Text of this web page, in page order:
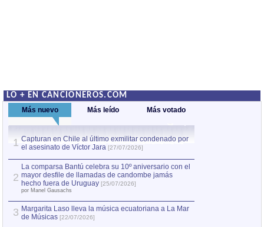
LO + EN CANCIONEROS.COM
Más nuevo Más leído Más votado
1 Capturan en Chile al último exmilitar condenado por
el asesinato de Víctor Jara [27/07/2026]
2
La comparsa Bantú celebra su 10º aniversario con el
mayor desfile de llamadas de candombe jamás
hecho fuera de Uruguay [25/07/2026]
por Manel Gausachs
3 Margarita Laso lleva la música ecuatoriana a La Mar
de Músicas [22/07/2026]